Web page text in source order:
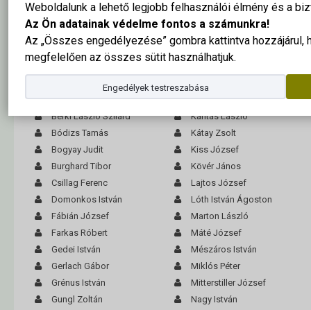
Weboldalunk a lehető legjobb felhasználói élmény és a
Az Ön adatainak védelme fontos a számunkra!
Az „Összes engedélyezése” gombra kattintva hozzájárul,
megfelelően az összes sütit használhatjuk.
Engedélyek testreszabása
A tabló nagy méretben ide kattintva megtekinthető
Albrecht László
Barcza Gyula
Berki László Szilárd
Bódizs Tamás
Bogyay Judit
Burghard Tibor
Csillag Ferenc
Domonkos István
Fábián József
Farkas Róbert
Gedei István
Gerlach Gábor
Grénus István
Gungl Zoltán
Ivusza Tamás
Jászberényi István
Kakas Nándor
Kántás László
Kátay Zsolt
Kiss József
Kövér János
Lajtos József
Lóth István Ágoston
Marton László
Máté József
Mészáros István
Miklós Péter
Mitterstiller József
Nagy István